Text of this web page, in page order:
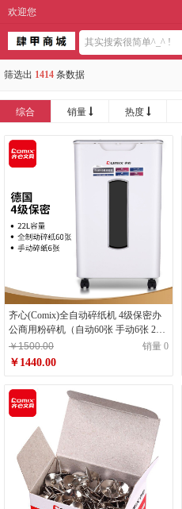
欢迎您
筛选出 1414 条数据
综合 销量 热度
齐心(Comix)全自动碎纸机 4级保密办
公商用粉碎机（自动60张 手动6张 22L
持续10分钟 可碎纸/卡/光盘）S901
￥1500.00 销量 0
￥1440.00